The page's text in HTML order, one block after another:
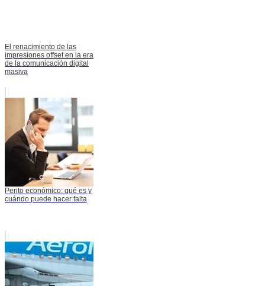
El renacimiento de las
impresiones offset en la era
de la comunicación digital
masiva
Perito económico: qué es y
cuándo puede hacer falta